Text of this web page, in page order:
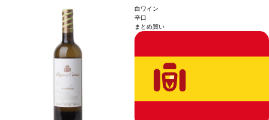
フォールチーズと生ハムなどと好相性。
ラニーリョ 75%、メルロー 25%
切れの場合、在庫があり価格が同様の場合は自動的に次の
ヴィンテージに変更されます、ご了承ください。
らゆる肉料理、またマンチェゴチーズやロックフォールチーズと生ハムなどと好相
テンプラニーリョ 75%、メルロー 25%
の場合、在庫があり価格が同様の場合は自動的に次のヴィンテージに変更されま
す、ご了承ください。
白ワイン
辛口
まとめ買い